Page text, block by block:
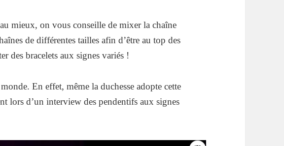
mieux, on vous conseille de mixer la chaîne
de différentes tailles afin d’être au top des
des bracelets aux signes variés !
En effet, même la duchesse adopte cette
lors d’un interview des pendentifs aux signes